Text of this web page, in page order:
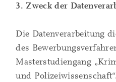
3. Zweck der
Die Datenverarbeitung
des
Masterstudiengang
und